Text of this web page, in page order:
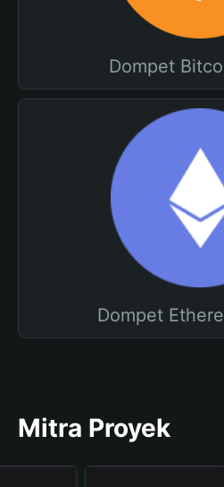
Dompet
Dompet
Mitra Proyek